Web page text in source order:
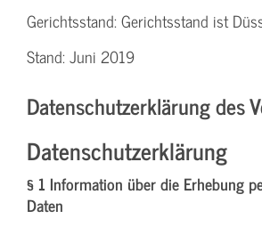
Gerichtsstand: Gerichtsstand ist
Stand: Juni 2019
Datenschutzerklärung des
Datenschutzerklärung
§ 1 Information über die Erhebung
Daten